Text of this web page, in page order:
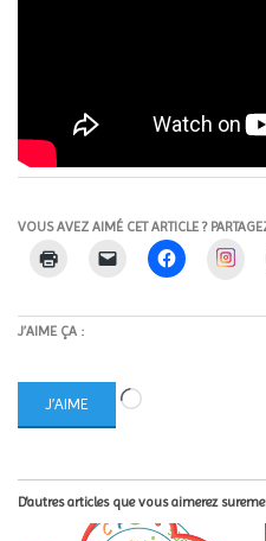
VOUS AVEZ AIMÉ CET ARTICLE ?
J’AIME ÇA :
J’AIME
D'autres articles que vous aimerez